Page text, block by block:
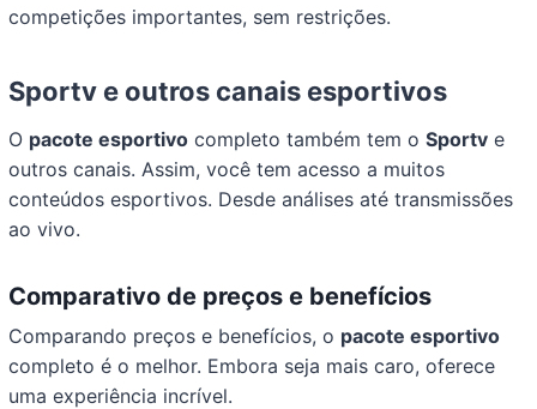
competições importantes, sem restrições.
Sportv e outros canais esportivos
O pacote esportivo completo também tem oSportv e
outros canais. Assim, você tem acesso a muitos
conteúdos esportivos. Desde análises até transmissões
ao vivo.
Comparativo de preços e benefícios
Comparando preços e benefícios, o pacote esportivo
completo é o melhor. Embora seja mais caro, oferece
uma experiência incrível.